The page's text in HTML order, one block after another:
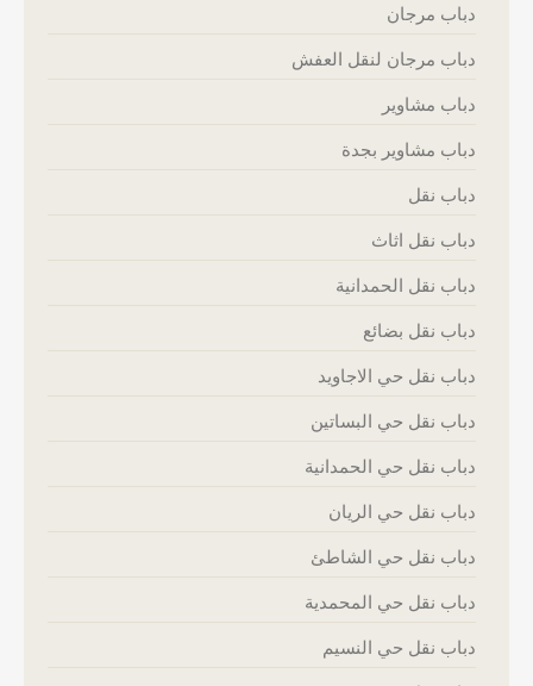
دباب مرجان
دباب مرجان لنقل العفش
دباب مشاوير
دباب مشاوير بجدة
دباب نقل
دباب نقل اثاث
دباب نقل الحمدانية
دباب نقل بضائع
دباب نقل حي الاجاويد
دباب نقل حي البساتين
دباب نقل حي الحمدانية
دباب نقل حي الريان
دباب نقل حي الشاطئ
دباب نقل حي المحمدية
دباب نقل حي النسيم